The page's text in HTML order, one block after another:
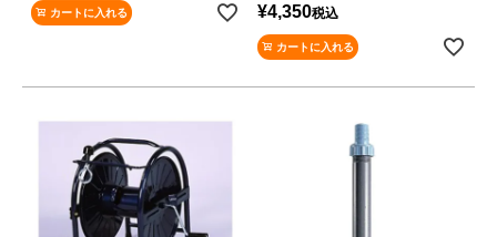
カートに入れる ¥4,350税込
カートに入れる